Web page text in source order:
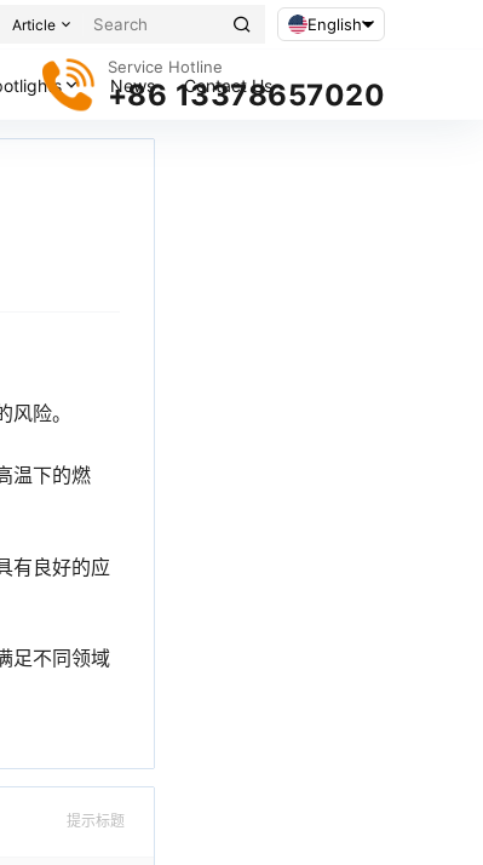
Article English
Service Hotline
+86 13378657020
News Contact Us
险。
温下的燃
有良好的应
足不同领域
提示标题